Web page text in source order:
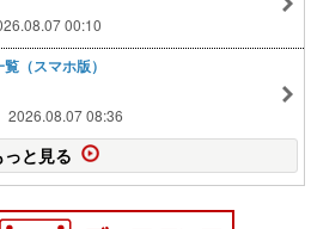
00:10
（スマホ版）
2026.08.07 08:36
っと見る